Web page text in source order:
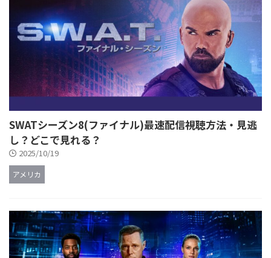
SWATシーズン8(ファイナル)最速配信視聴方法・見逃
し？どこで見れる？
2025/10/19
アメリカ